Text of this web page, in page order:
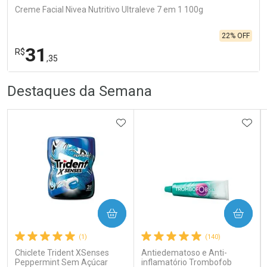
Creme Facial Nivea Nutritivo Ultraleve 7 em 1 100g
R$31 ,35
22% OFF
Laboratório
Comprar sem Desconto
Por R$ 31,35/cada
Por Menos
Comprar sem Desconto
Por R$ 31,35/cada
Destaques da Semana
(1)
Chiclete Trident XSenses
Peppermint Sem Açúcar
ADICIONAR AOS FAVORITOS
COMPRAR
(140)
Antiedematoso e Anti-
inflamatório Trombofob
COMPRAR